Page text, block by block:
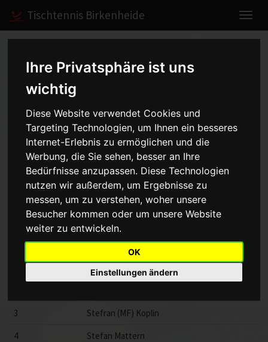
Ihre Privatsphäre ist uns
wichtig
Diese Website verwendet Cookies und
Targeting Technologien, um Ihnen ein besseres
Internet-Erlebnis zu ermöglichen und die
Werbung, die Sie sehen, besser an Ihre
Bedürfnisse anzupassen. Diese Technologien
nutzen wir außerdem, um Ergebnisse zu
messen, um zu verstehen, woher unsere
Besucher kommen oder um unsere Website
weiter zu entwickeln.
OK
Einstellungen ändern
Tischtennis Birkenheide
Herren III - Kreisliga Süd
Gr.1 - 2013/2014
Mannschaft Saison
Aufstellung
Punkt
Name
Patrick Tossmann
3
Stefran (MF) Koplin
4
Stefan Mattern